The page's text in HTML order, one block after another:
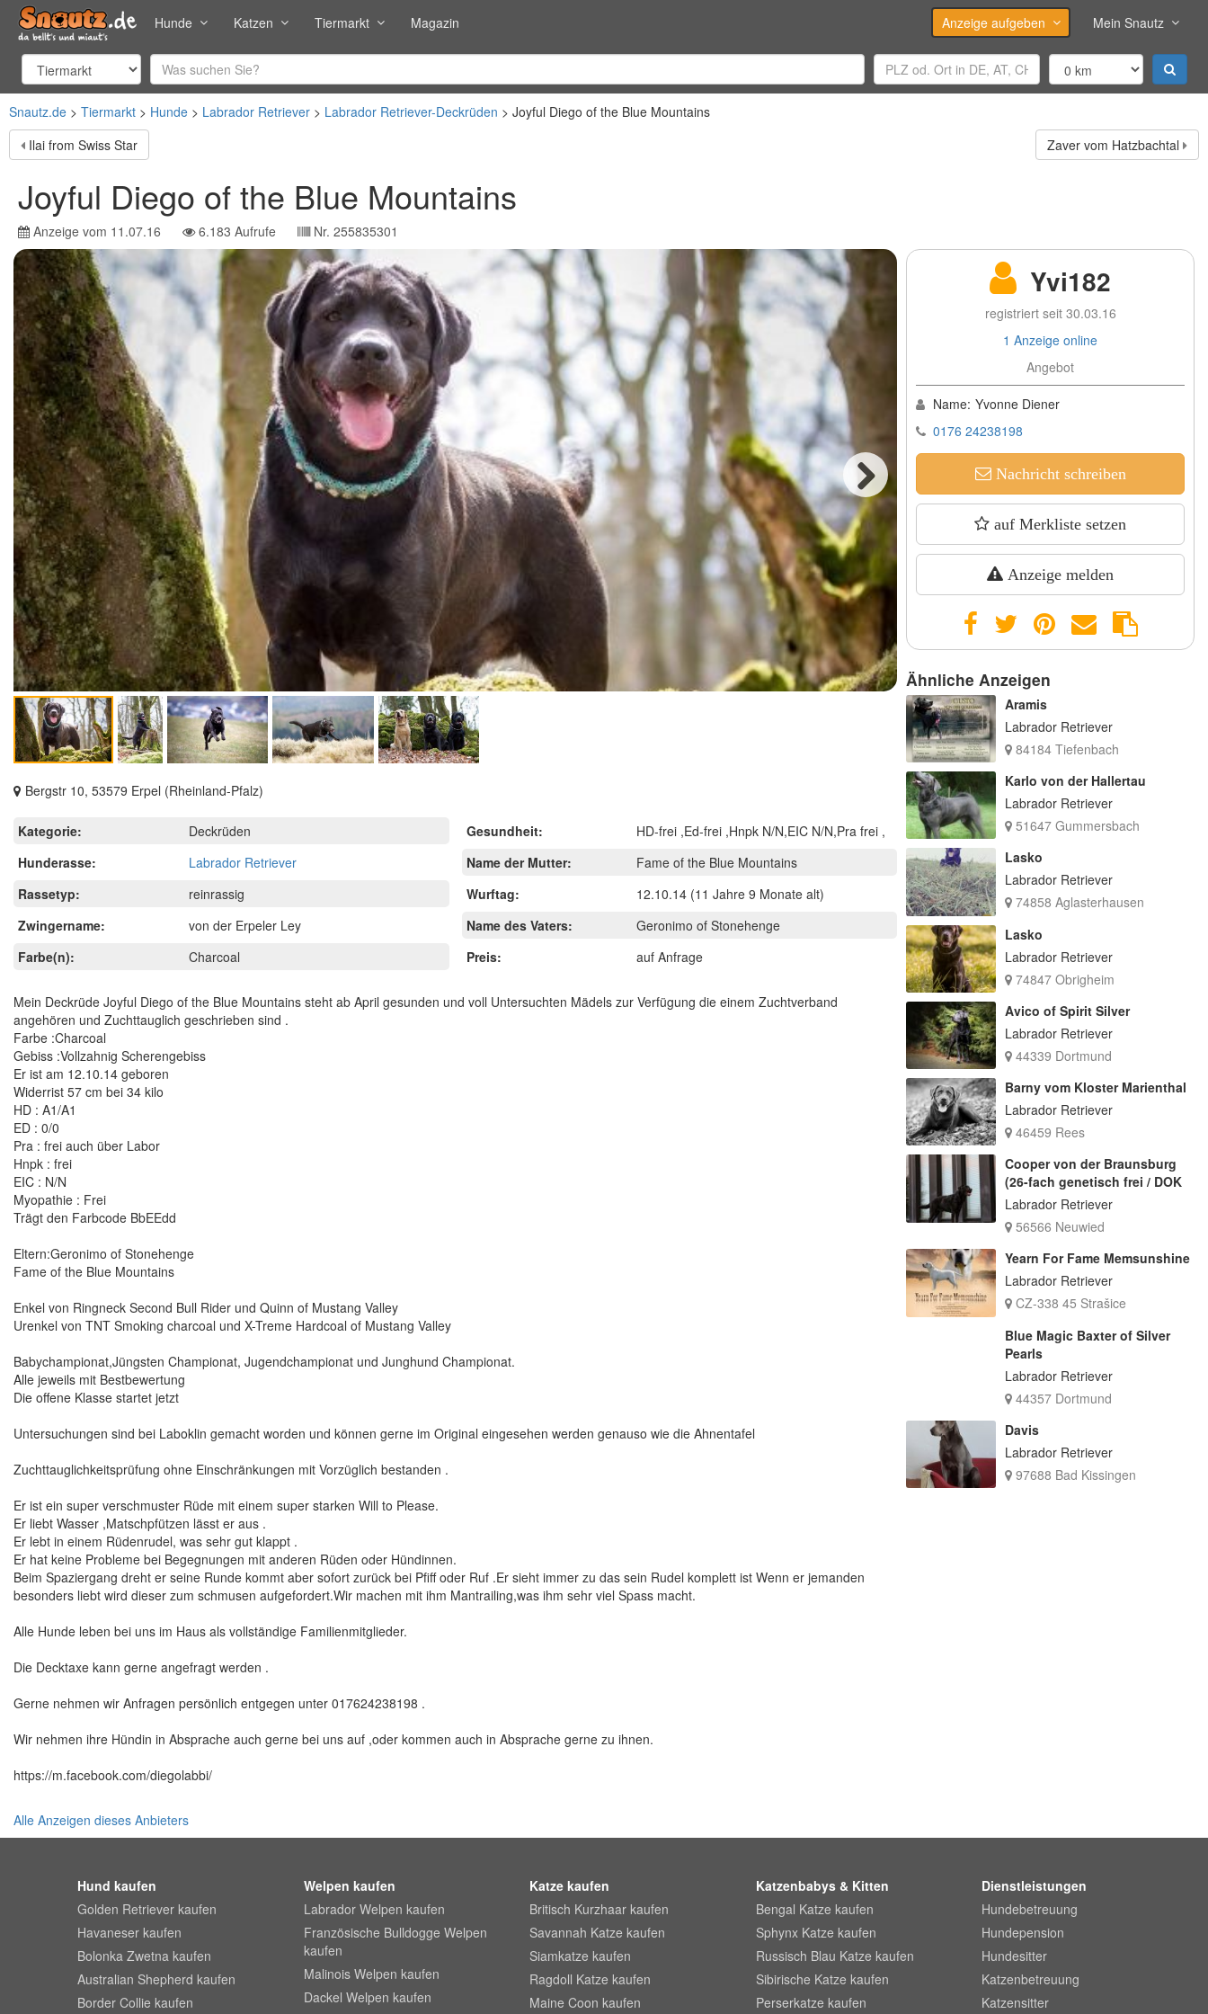
Hunde Katzen Tiermarkt Magazin Anzeige aufgeben Mein Snautz
Snautz.de Tiermarkt Hunde Labrador Retriever Labrador Retriever-Deckrüden
Joyful Diego of the Blue Mountains
Ilai from Swiss Star
Zaver vom Hatzbachtal
Joyful Diego of the Blue Mountains
Anzeige vom 11.07.16 6.183 Aufrufe Nr. 255835301
Next
Bergstr 10, 53579 Erpel (Rheinland-Pfalz)
Kategorie:
Deckrüden
Hunderasse:
Labrador Retriever
Rassetyp:
reinrassig
Zwingername:
von der Erpeler Ley
Farbe(n):
Charcoal
Gesundheit:
HD-frei ,Ed-frei ,Hnpk N/N,EIC N/N,Pra frei ,
Name der Mutter:
Fame of the Blue Mountains
Wurftag:
12.10.14 (11 Jahre 9 Monate alt)
Name des Vaters:
Geronimo of Stonehenge
Preis:
auf Anfrage
Mein Deckrüde Joyful Diego of the Blue Mountains steht ab April gesunden und voll Untersuchten Mädels zur Verfügung die einem Zuchtverband
angehören und Zuchttauglich geschrieben sind .
Farbe :Charcoal
Gebiss :Vollzahnig Scherengebiss
Er ist am 12.10.14 geboren
Widerrist 57 cm bei 34 kilo
HD : A1/A1
ED : 0/0
Pra : frei auch über Labor
Hnpk : frei
EIC : N/N
Myopathie : Frei
Trägt den Farbcode BbEEdd
Eltern:Geronimo of Stonehenge
Fame of the Blue Mountains
Enkel von Ringneck Second Bull Rider und Quinn of Mustang Valley
Urenkel von TNT Smoking charcoal und X-Treme Hardcoal of Mustang Valley
Babychampionat,Jüngsten Championat, Jugendchampionat und Junghund Championat.
Alle jeweils mit Bestbewertung
Die offene Klasse startet jetzt
Untersuchungen sind bei Laboklin gemacht worden und können gerne im Original eingesehen werden genauso wie die Ahnentafel
Zuchttauglichkeitsprüfung ohne Einschränkungen mit Vorzüglich bestanden .
Er ist ein super verschmuster Rüde mit einem super starken Will to Please.
Er liebt Wasser ,Matschpfützen lässt er aus .
Er lebt in einem Rüdenrudel, was sehr gut klappt .
Er hat keine Probleme bei Begegnungen mit anderen Rüden oder Hündinnen.
Beim Spaziergang dreht er seine Runde kommt aber sofort zurück bei Pfiff oder Ruf .Er sieht immer zu das sein Rudel komplett ist Wenn er jemanden
besonders liebt wird dieser zum schmusen aufgefordert.Wir machen mit ihm Mantrailing,was ihm sehr viel Spass macht.
Alle Hunde leben bei uns im Haus als vollständige Familienmitglieder.
Die Decktaxe kann gerne angefragt werden .
Gerne nehmen wir Anfragen persönlich entgegen unter 017624238198 .
Wir nehmen ihre Hündin in Absprache auch gerne bei uns auf ,oder kommen auch in Absprache gerne zu ihnen.
https://m.facebook.com/diegolabbi/
Alle Anzeigen dieses Anbieters
Yvi182
registriert seit 30.03.16
1 Anzeige online
Angebot
Name: Yvonne Diener
0176 24238198
Nachricht schreiben
auf Merkliste setzen
Anzeige melden
Ähnliche Anzeigen
Aramis
Labrador Retriever
84184 Tiefenbach
Karlo von der Hallertau
Labrador Retriever
51647 Gummersbach
Lasko
Labrador Retriever
74858 Aglasterhausen
Lasko
Labrador Retriever
74847 Obrigheim
Avico of Spirit Silver
Labrador Retriever
44339 Dortmund
Barny vom Kloster Marienthal
Labrador Retriever
46459 Rees
Cooper von der Braunsburg
(26-fach genetisch frei / DOK
Labrador Retriever
56566 Neuwied
Yearn For Fame Memsunshine
Labrador Retriever
CZ-338 45 Strašice
Blue Magic Baxter of Silver
Pearls
Labrador Retriever
44357 Dortmund
Davis
Labrador Retriever
97688 Bad Kissingen
Hund kaufen
Golden Retriever kaufen
Havaneser kaufen
Bolonka Zwetna kaufen
Australian Shepherd kaufen
Border Collie kaufen
Welpen kaufen
Labrador Welpen kaufen
Französische Bulldogge Welpen
kaufen
Malinois Welpen kaufen
Dackel Welpen kaufen
Katze kaufen
Britisch Kurzhaar kaufen
Savannah Katze kaufen
Siamkatze kaufen
Ragdoll Katze kaufen
Maine Coon kaufen
Katzenbabys & Kitten
Bengal Katze kaufen
Sphynx Katze kaufen
Russisch Blau Katze kaufen
Sibirische Katze kaufen
Perserkatze kaufen
Dienstleistungen
Hundebetreuung
Hundepension
Hundesitter
Katzenbetreuung
Katzensitter